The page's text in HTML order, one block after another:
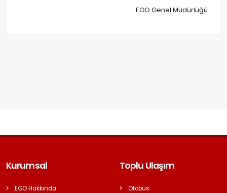
EGO Genel Müdürlüğü
Kurumsal
EGO Hakkında
Toplu Ulaşım
Otobüs